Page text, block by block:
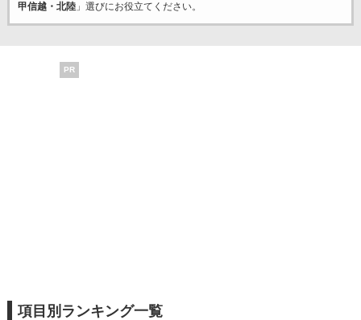
甲信越・北陸」選びにお役立てください。
PR
項目別ランキング一覧